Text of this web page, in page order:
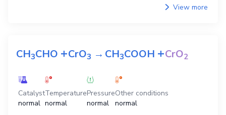
View more
CH3CHO +CrO3 →CH3COOH +CrO2
Catalyst
normal
Temperature
normal
Pressure
normal
Other conditions
normal